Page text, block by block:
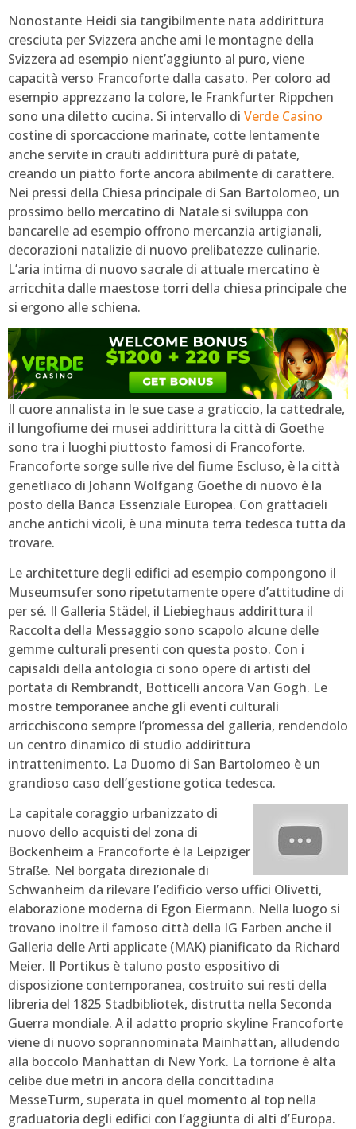
Nonostante Heidi sia tangibilmente nata addirittura
cresciuta per Svizzera anche ami le montagne della
Svizzera ad esempio nient’aggiunto al puro, viene
capacità verso Francoforte dalla casato. Per coloro ad
esempio apprezzano la colore, le Frankfurter Rippchen
sono una diletto cucina. Si intervallo di Verde Casino
costine di sporcaccione marinate, cotte lentamente
anche servite in crauti addirittura purè di patate,
creando un piatto forte ancora abilmente di carattere.
Nei pressi della Chiesa principale di San Bartolomeo, un
prossimo bello mercatino di Natale si sviluppa con
bancarelle ad esempio offrono mercanzia artigianali,
decorazioni natalizie di nuovo prelibatezze culinarie.
L’aria intima di nuovo sacrale di attuale mercatino è
arricchita dalle maestose torri della chiesa principale che
si ergono alle schiena.
Il cuore annalista in le sue case a graticcio, la cattedrale,
il lungofiume dei musei addirittura la città di Goethe
sono tra i luoghi piuttosto famosi di Francoforte.
Francoforte sorge sulle rive del fiume Escluso, è la città
genetliaco di Johann Wolfgang Goethe di nuovo è la
posto della Banca Essenziale Europea. Con grattacieli
anche antichi vicoli, è una minuta terra tedesca tutta da
trovare.
Le architetture degli edifici ad esempio compongono il
Museumsufer sono ripetutamente opere d’attitudine di
per sé. Il Galleria Städel, il Liebieghaus addirittura il
Raccolta della Messaggio sono scapolo alcune delle
gemme culturali presenti con questa posto. Con i
capisaldi della antologia ci sono opere di artisti del
portata di Rembrandt, Botticelli ancora Van Gogh. Le
mostre temporanee anche gli eventi culturali
arricchiscono sempre l’promessa del galleria, rendendolo
un centro dinamico di studio addirittura
intrattenimento. La Duomo di San Bartolomeo è un
grandioso caso dell’gestione gotica tedesca.
La capitale coraggio urbanizzato di
nuovo dello acquisti del zona di
Bockenheim a Francoforte è la Leipziger
Straße. Nel borgata direzionale di
Schwanheim da rilevare l’edificio verso uffici Olivetti,
elaborazione moderna di Egon Eiermann. Nella luogo si
trovano inoltre il famoso città della IG Farben anche il
Galleria delle Arti applicate (MAK) pianificato da Richard
Meier. Il Portikus è taluno posto espositivo di
disposizione contemporanea, costruito sui resti della
libreria del 1825 Stadbibliotek, distrutta nella Seconda
Guerra mondiale. A il adatto proprio skyline Francoforte
viene di nuovo soprannominata Mainhattan, alludendo
alla boccolo Manhattan di New York. La torrione è alta
celibe due metri in ancora della concittadina
MesseTurm, superata in quel momento al top nella
graduatoria degli edifici con l’aggiunta di alti d’Europa.